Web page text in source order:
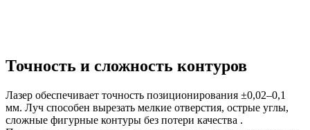
Точность и сложность контуров
Лазер обеспечивает точность позиционирования ±0,02–0,1
мм. Луч способен вырезать мелкие отверстия, острые углы,
сложные фигурные контуры без потери качества .